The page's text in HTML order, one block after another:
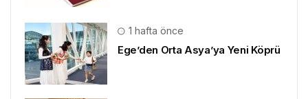
1 hafta önce
Ege’den Orta Asya’ya Yeni Köprü